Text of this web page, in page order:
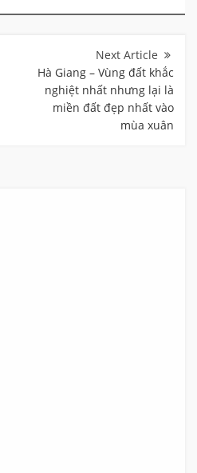
Hà Giang – Vùng đất khắc
nghiệt nhất nhưng lại là
miền đất đẹp nhất vào
mùa xuân